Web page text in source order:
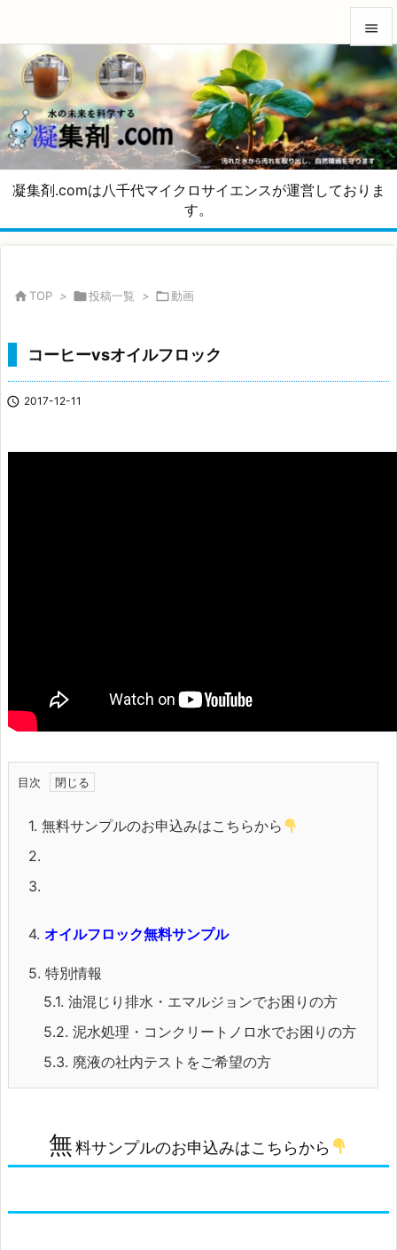
凝集剤.comは八千代マイクロサイエンスが運営しておりま
す。


メニュ

サイド

次へ
 TOP > 投稿一覧 > 動画
コーヒーvsオイルフロック
 2017-12-11
目次
1. 無料サンプルのお申込みはこちらから
2.
3.
4. オイルフロック無料サンプル
5. 特別情報
5.1. 油混じり排水・エマルジョンでお困りの方
5.2. 泥水処理・コンクリートノロ水でお困りの方
5.3. 廃液の社内テストをご希望の方
無料サンプルのお申込みはこちらから